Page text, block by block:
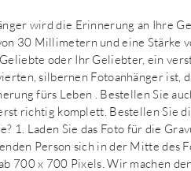
wird die Erinnerung an Ihre
30 Millimetern und eine
oder Ihr Geliebter, ein
silbernen Fotoanhänger ist,
fürs Leben . Bestellen Sie
richtig komplett. Bestellen Sie
1. Laden Sie das Foto für die
Person sich in der Mitte des
x 700 Pixels. Wir machen